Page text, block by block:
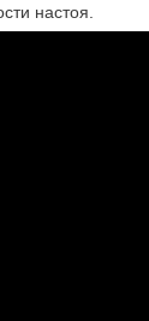
настоя.